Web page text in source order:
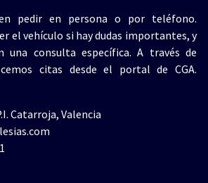
pedir en persona o por teléfono.
el vehículo si hay dudas importantes, y
una consulta específica. A través de
citas desde el portal de CGA.
Catarroja, Valencia